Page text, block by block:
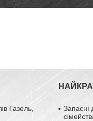
Газель,
Запасні